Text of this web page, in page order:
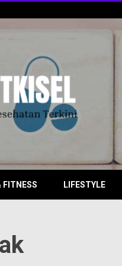
FITNESS LIFESTYLE